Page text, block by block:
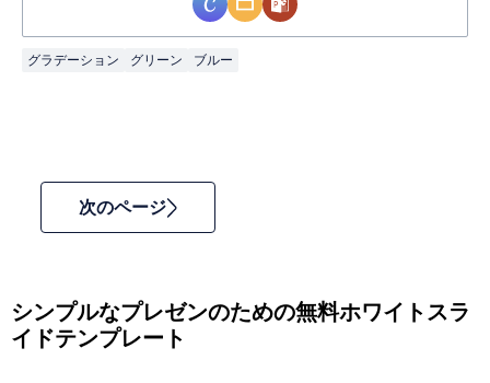
グラデーション グリーン ブルー
次のページ
シンプルなプレゼンのための無料ホワイトスラ
イドテンプレート